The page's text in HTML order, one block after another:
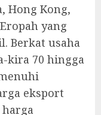
Hong Kong,
yang
Berkat usaha
kira 70 hingga
eksport
harga